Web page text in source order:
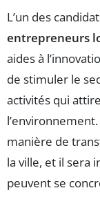
L’un des
entrepreneurs
aides à
de stimuler le
activités qui
manière de
la ville, et il sera
peuvent se